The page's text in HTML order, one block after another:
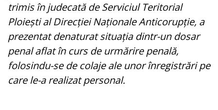
trimis în judecată de Serviciul Teritorial
Ploiești al Direcției Naționale Anticorupție, a
prezentat denaturat situația dintr-un dosar
penal aflat în curs de urmărire penală,
folosindu-se de colaje ale unor înregistrări pe
care le-a realizat personal.